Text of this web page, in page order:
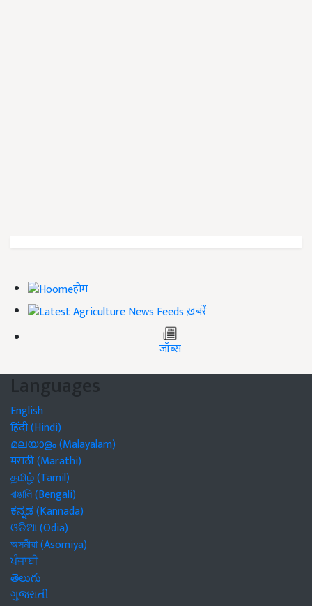
होम
ख़बरें
जॉब्स
Languages
English
हिंदी (Hindi)
മലയാളം (Malayalam)
मराठी (Marathi)
தமிழ் (Tamil)
বাঙালি (Bengali)
ಕನ್ನಡ (Kannada)
ଓଡିଆ (Odia)
অসমীয়া (Asomiya)
ਪੰਜਾਬੀ
తెలుగు
ગુજરાતી